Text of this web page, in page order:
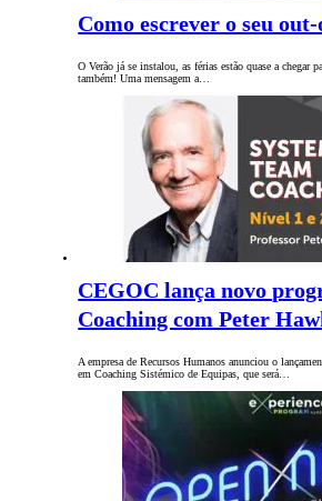
Como escrever o seu
O Verão já se instalou, as férias estão quase a chegar
também! Uma mensagem a…
CEGOC lança novo
Coaching com Peter
A empresa de Recursos Humanos anunciou o
em Coaching Sistémico de Equipas, que será…